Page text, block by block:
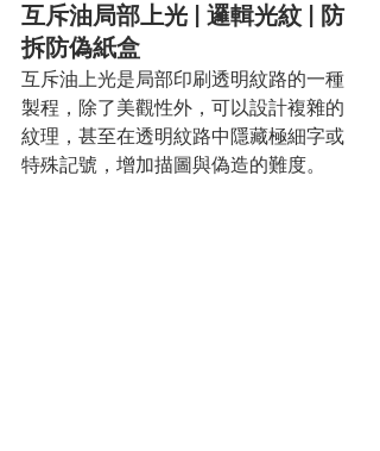
互斥油局部上光 | 邏輯光紋 | 防
拆防偽紙盒
互斥油上光是局部印刷透明紋路的一種
製程，除了美觀性外，可以設計複雜的
紋理，甚至在透明紋路中隱藏極細字或
特殊記號，增加描圖與偽造的難度。